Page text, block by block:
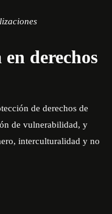
derechos
de derechos de
de vulnerabilidad, y
interculturalidad y no